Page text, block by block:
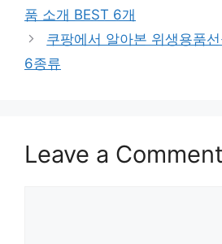
품 소개 BEST 6개
쿠팡에서 알아본 위생용품
6종류
Leave a Comment